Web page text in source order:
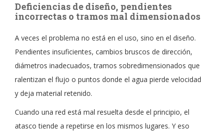
Deficiencias de diseño, pendientes
incorrectas o tramos mal dimensionados
A veces el problema no está en el uso, sino en el diseño.
Pendientes insuficientes, cambios bruscos de dirección,
diámetros inadecuados, tramos sobredimensionados que
ralentizan el flujo o puntos donde el agua pierde velocidad
y deja material retenido.
Cuando una red está mal resuelta desde el principio, el
atasco tiende a repetirse en los mismos lugares. Y eso